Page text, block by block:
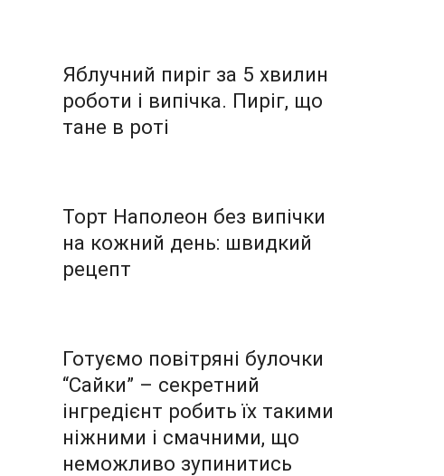
Яблучний пиріг за 5 хвилин
роботи і випічка. Пиріг, що
тане в роті
Торт Наполеон без випічки
на кожний день: швидкий
рецепт
Готуємо повітряні булочки
“Сайки” – секретний
інгредієнт робить їх такими
ніжними і смачними, що
неможливо зупинитись